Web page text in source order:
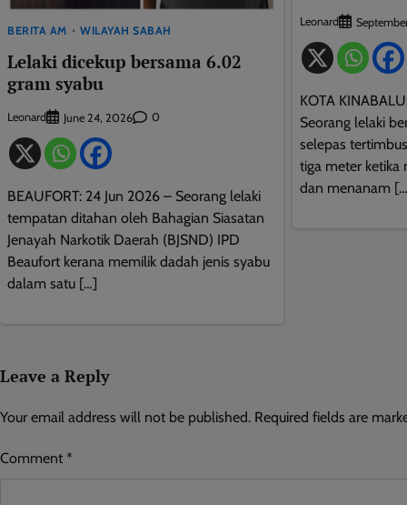
BERITA AM WILAYAH SABAH
Lelaki dicekup bersama 6.02
gram syabu
Leonard June 24, 2026 0
BEAUFORT: 24 Jun 2026 – Seorang lelaki
tempatan ditahan oleh Bahagian Siasatan
Jenayah Narkotik Daerah (BJSND) IPD
Beaufort kerana memilik dadah jenis syabu
dalam satu […]
Leonard
KOTA
Seorang lelaki
selepas
tiga meter ketika
dan menanam
Leave a Reply
Your email address will not be published. Required fields are
Comment *